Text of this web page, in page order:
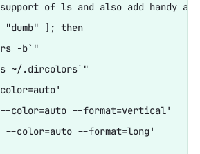
of ls and also add handy
"dumb" ]; then
-b`"
~/.dircolors`"
--format=vertical'
color=auto --format=long'